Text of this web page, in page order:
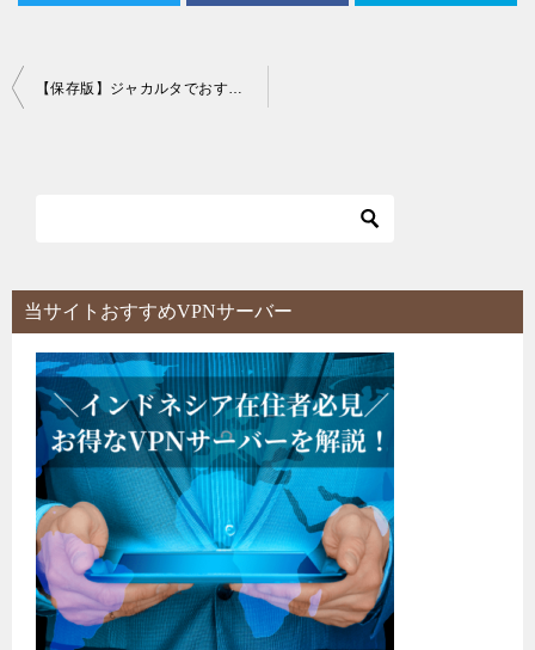
投
シ
ョ
【保存版】ジャカルタでおすすめインドネシア語(バハサ)講座が受けれるスクール＆教室まとめ！
当サイトおすすめVPNサーバー